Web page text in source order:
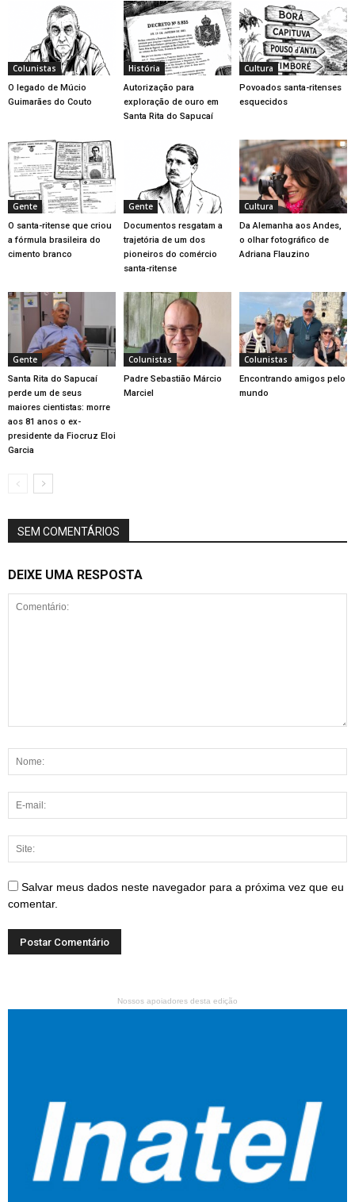
Colunistas
O legado de Múcio
Guimarães do Couto
História
Autorização para
exploração de ouro em
Santa Rita do Sapucaí
Cultura
Povoados santa-ritenses
esquecidos
Gente
O santa-ritense que criou
a fórmula brasileira do
cimento branco
Gente
Documentos resgatam a
trajetória de um dos
pioneiros do comércio
santa-ritense
Cultura
Da Alemanha aos Andes,
o olhar fotográfico de
Adriana Flauzino
Gente
Santa Rita do Sapucaí
perde um de seus
maiores cientistas: morre
aos 81 anos o ex-
presidente da Fiocruz Eloi
Garcia
Colunistas
Padre Sebastião Márcio
Marciel
Colunistas
Encontrando amigos pelo
mundo
SEM COMENTÁRIOS
DEIXE UMA RESPOSTA
Salvar meus dados neste navegador para a próxima vez que eu
comentar.
Nossos apoiadores desta edição